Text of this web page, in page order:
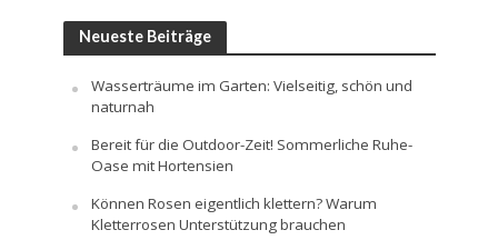
Neueste Beiträge
Wasserträume im Garten: Vielseitig, schön und
naturnah
Bereit für die Outdoor-Zeit! Sommerliche Ruhe-
Oase mit Hortensien
Können Rosen eigentlich klettern? Warum
Kletterrosen Unterstützung brauchen